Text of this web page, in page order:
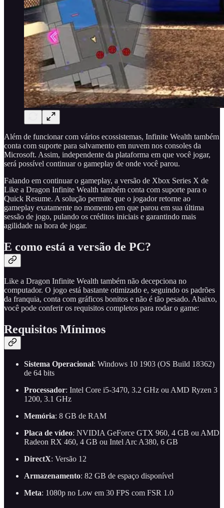
Além de funcionar com vários ecossistemas, Infinite Wealth também
conta com suporte para salvamento em nuvem nos consoles da
Microsoft. Assim, independente da plataforma em que você jogar,
será possível continuar o gameplay de onde você parou.
Falando em continuar o gameplay, a versão de Xbox Series X de
Like a Dragon Infinite Wealth também conta com suporte para o
Quick Resume. A solução permite que o jogador retorne ao
gameplay exatamente no momento em que parou em sua última
sessão de jogo, pulando os créditos iniciais e garantindo mais
agilidade na hora de jogar.
E como está a versão de PC?
Like a Dragon Infinite Wealth também não decepciona no
computador. O jogo está bastante otimizado e, seguindo os padrões
da franquia, conta com gráficos bonitos e não é tão pesado. Abaixo,
você pode conferir os requisitos completos para rodar o game:
Requisitos Mínimos
Sistema Operacional: Windows 10 1903 (OS Build 18362)
de 64 bits
Processador: Intel Core i5-3470, 3.2 GHz ou AMD Ryzen 3
1200, 3.1 GHz
Memória: 8 GB de RAM
Placa de vídeo: NVIDIA GeForce GTX 960, 4 GB ou AMD
Radeon RX 460, 4 GB ou Intel Arc A380, 6 GB
DirectX: Versão 12
Armazenamento: 82 GB de espaço disponível
Meta: 1080p no Low em 30 FPS com FSR 1.0